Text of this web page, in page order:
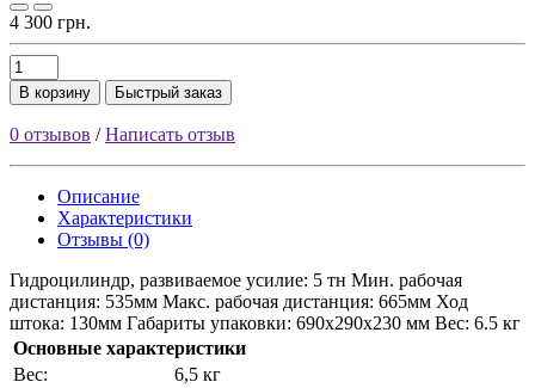
4 300 грн.
В корзину Быстрый заказ
0 отзывов /Написать отзыв
Описание
Характеристики
Отзывы (0)
Гидроцилиндр, развиваемое усилие: 5 тн Мин. рабочая
дистанция: 535мм Макс. рабочая дистанция: 665мм Ход
штока: 130мм Габариты упаковки: 690х290х230 мм Вес: 6.5 кг
Основные характеристики
Bec:
6,5 кг